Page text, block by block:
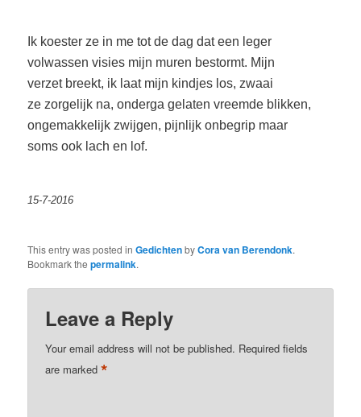
Ik koester ze in me tot de dag dat een leger
volwassen visies mijn muren bestormt. Mijn
verzet breekt, ik laat mijn kindjes los, zwaai
ze zorgelijk na, onderga gelaten vreemde blikken,
ongemakkelijk zwijgen, pijnlijk onbegrip maar
soms ook lach en lof.
15-7-2016
This entry was posted inGedichtenbyCora van Berendonk.
Bookmark thepermalink.
Leave a Reply
Your email address will not be published. Required fields
are marked*